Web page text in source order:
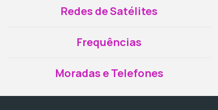
Redes de Satélites
Frequências
Moradas e Telefones